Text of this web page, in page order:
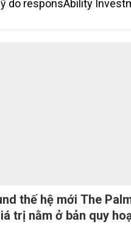
do responsAbility
công từ đầu năm đến
thế hệ mới The
trị nằm ở bản quy